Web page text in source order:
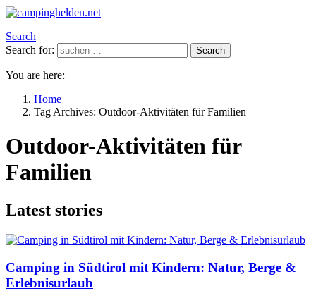
Search
Search for:
Search
You are here:
Home
Tag Archives: Outdoor-Aktivitäten für Familien
Outdoor-Aktivitäten für
Familien
Latest stories
Camping in Südtirol mit Kindern: Natur, Berge &
Erlebnisurlaub